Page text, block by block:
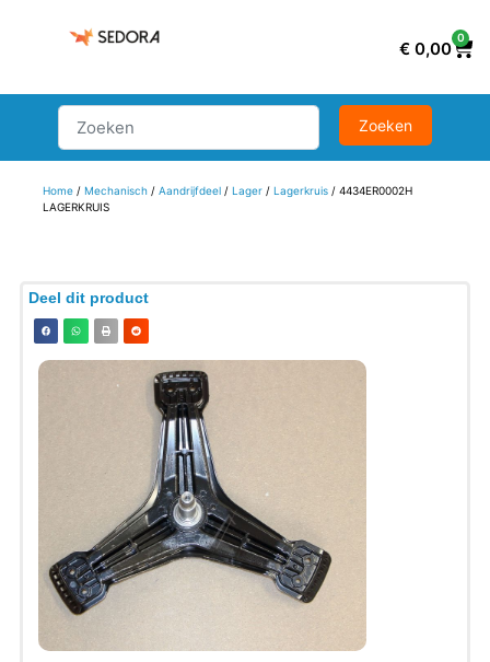
€ 0,00
0
Home/ Mechanisch/ Aandrijfdeel/ Lager/ Lagerkruis/ 4434ER0002H
LAGERKRUIS
Deel dit product